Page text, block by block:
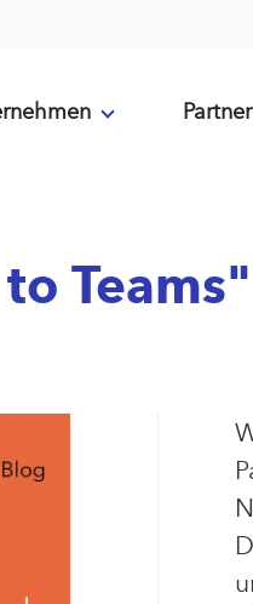
Partner
Teams"